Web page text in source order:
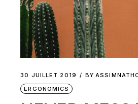
30 JUILLET 2019 BY
ERGONOMICS